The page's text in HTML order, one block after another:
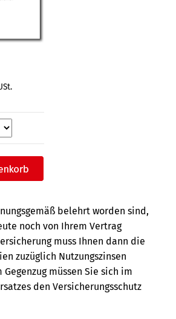
belehrt worden sind,
noch von Ihrem Vertrag
muss Ihnen dann die
zuzüglich Nutzungszinsen
müssen Sie sich im
den Versicherungs­­schutz